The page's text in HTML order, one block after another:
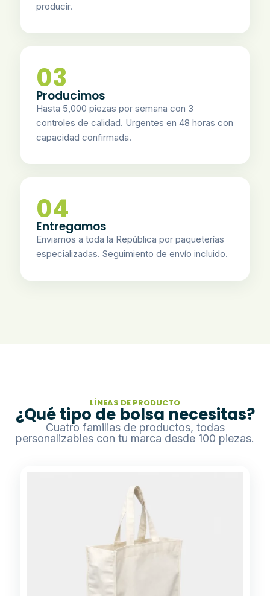
producir.
03
Producimos
Hasta 5,000 piezas por semana con 3
controles de calidad. Urgentes en 48 horas con
capacidad confirmada.
04
Entregamos
Enviamos a toda la República por paqueterías
especializadas. Seguimiento de envío incluido.
LÍNEAS DE PRODUCTO
¿Qué tipo de bolsa necesitas?
Cuatro familias de productos, todas
personalizables con tu marca desde 100 piezas.